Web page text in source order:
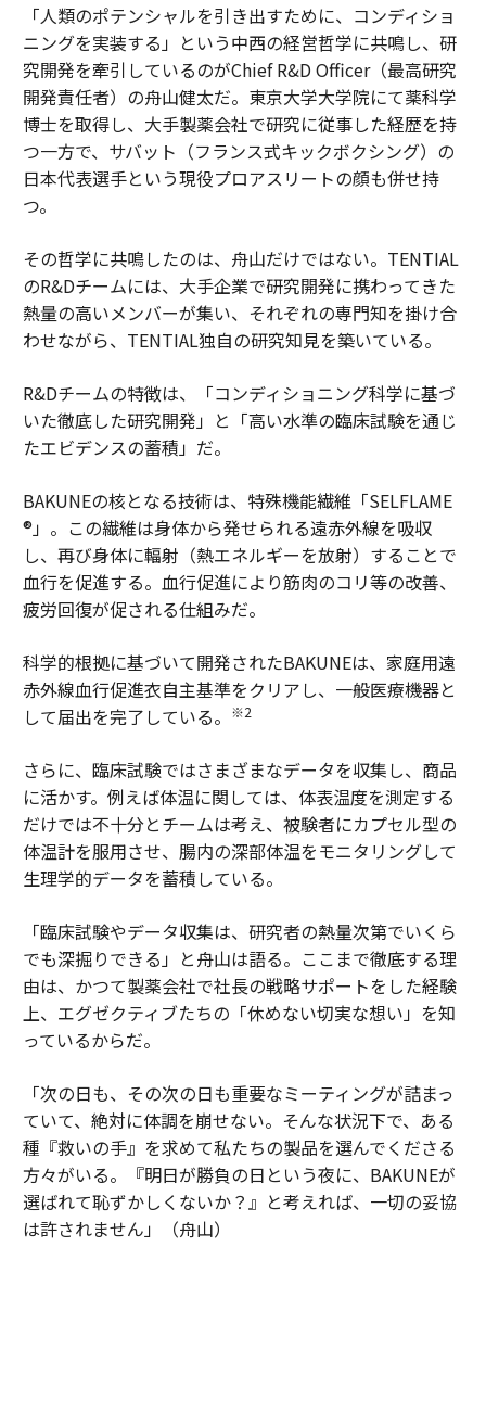
「人類のポテンシャルを引き出すために、コンディショ
ニングを実装する」という中西の経営哲学に共鳴し、研
究開発を牽引しているのがChief R&D Officer（最高研究
開発責任者）の舟山健太だ。東京大学大学院にて薬科学
博士を取得し、大手製薬会社で研究に従事した経歴を持
つ一方で、サバット（フランス式キックボクシング）の
日本代表選手という現役プロアスリートの顔も併せ持
つ。
その哲学に共鳴したのは、舟山だけではない。TENTIAL
のR&Dチームには、大手企業で研究開発に携わってきた
熱量の高いメンバーが集い、それぞれの専門知を掛け合
わせながら、TENTIAL独自の研究知見を築いている。
R&Dチームの特徴は、「コンディショニング科学に基づ
いた徹底した研究開発」と「高い水準の臨床試験を通じ
たエビデンスの蓄積」だ。
BAKUNEの核となる技術は、特殊機能繊維「SELFLAME
®」。この繊維は身体から発せられる遠赤外線を吸収
し、再び身体に輻射（熱エネルギーを放射）することで
血行を促進する。血行促進により筋肉のコリ等の改善、
疲労回復が促される仕組みだ。
科学的根拠に基づいて開発されたBAKUNEは、家庭用遠
赤外線血行促進衣自主基準をクリアし、一般医療機器と
して届出を完了している。
※2
さらに、臨床試験ではさまざまなデータを収集し、商品
に活かす。例えば体温に関しては、体表温度を測定する
だけでは不十分とチームは考え、被験者にカプセル型の
体温計を服用させ、腸内の深部体温をモニタリングして
生理学的データを蓄積している。
「臨床試験やデータ収集は、研究者の熱量次第でいくら
でも深掘りできる」と舟山は語る。ここまで徹底する理
由は、かつて製薬会社で社長の戦略サポートをした経験
上、エグゼクティブたちの「休めない切実な想い」を知
っているからだ。
「次の日も、その次の日も重要なミーティングが詰まっ
ていて、絶対に体調を崩せない。そんな状況下で、ある
種『救いの手』を求めて私たちの製品を選んでくださる
方々がいる。『明日が勝負の日という夜に、BAKUNEが
選ばれて恥ずかしくないか？』と考えれば、一切の妥協
は許されません」（舟山）